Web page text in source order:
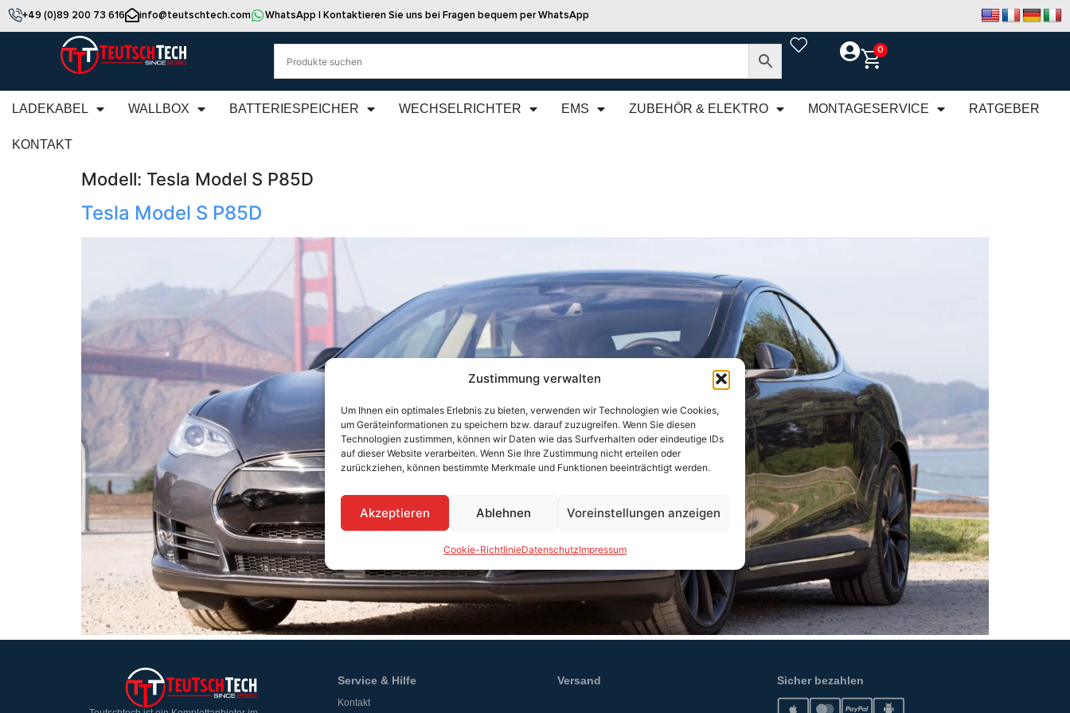
Zustimmung verwalten
Um Ihnen ein optimales Erlebnis zu bieten, verwenden wir Technologien wie Cookies,
um Geräteinformationen zu speichern bzw. darauf zuzugreifen. Wenn Sie diesen
Technologien zustimmen, können wir Daten wie das Surfverhalten oder eindeutige IDs
auf dieser Website verarbeiten. Wenn Sie Ihre Zustimmung nicht erteilen oder
zurückziehen, können bestimmte Merkmale und Funktionen beeinträchtigt werden.
Akzeptieren Ablehnen Voreinstellungen anzeigen
Cookie-RichtlinieDatenschutzImpressum
+49 (0)89 200 73 616 info@teutschtech.com WhatsApp | Kontaktieren Sie uns bei Fragen bequem per WhatsApp
0
LADEKABEL WALLBOX BATTERIESPEICHER WECHSELRICHTER EMS ZUBEHÖR & ELEKTRO MONTAGESERVICE RATGEBER
KONTAKT
Modell: Tesla Model S P85D
Tesla Model S P85D
Service & Hilfe
Kontakt
Versand Sicher bezahlen